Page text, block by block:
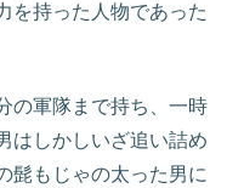
を持った人物であった
の軍隊まで持ち、一時
はしかしいざ追い詰め
髭もじゃの太った男に